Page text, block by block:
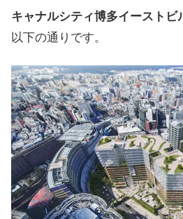
キャナルシティ博多イーストビ
以下の通りです。